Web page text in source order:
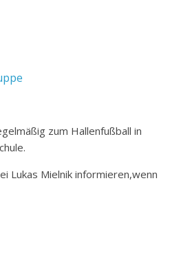
zum Hallenfußball in
Lukas Mielnik informieren,wenn